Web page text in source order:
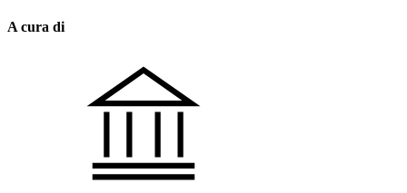
A cura di